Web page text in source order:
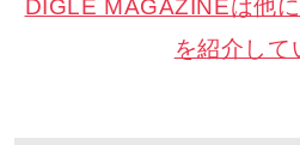
DIGLE MAGAZINEは他
を紹介して